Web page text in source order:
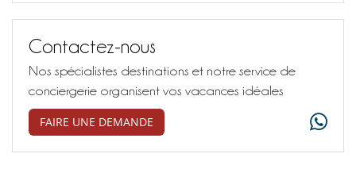
Contactez-nous
Nos spécialistes destinations et notre service de
conciergerie organisent vos vacances idéales
FAIRE UNE DEMANDE